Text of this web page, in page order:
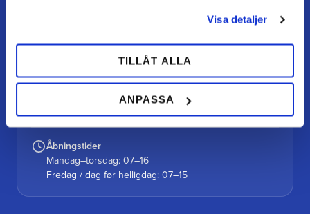
Visa detaljer
TILLÅT ALLA
ANPASSA
0727-434 434
Vores gårdbutik
Alutorp, Frestensfällevägen 64
Åbningstider
Mandag–torsdag: 07–16
Fredag / dag før helligdag: 07–15